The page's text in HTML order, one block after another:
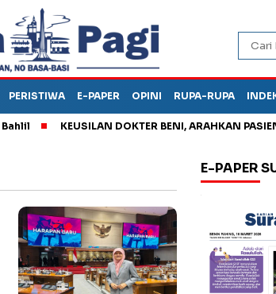
PERISTIWA E-PAPER OPINI RUPA-RUPA
KEUSILAN DOKTER BENI, ARAHKAN PASIEN KE
E-PAPER